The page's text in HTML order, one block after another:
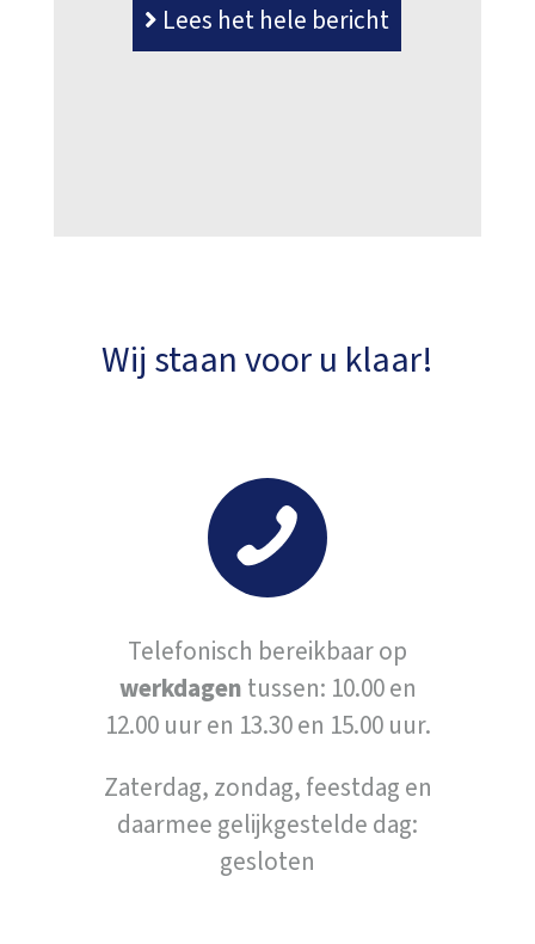
Lees het hele bericht
Wij staan voor u klaar!
Telefonisch bereikbaar op
werkdagen tussen: 10.00 en
12.00 uur en 13.30 en 15.00 uur.
Zaterdag, zondag, feestdag en
daarmee gelijkgestelde dag:
gesloten